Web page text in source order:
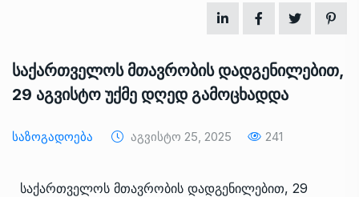
საქართველოს მთავრობის დადგენილებით,
29 აგვისტო უქმე დღედ გამოცხადდა
Საზოგადოება Აგვისტო 25, 2025 241
საქართველოს მთავრობის დადგენილებით, 29